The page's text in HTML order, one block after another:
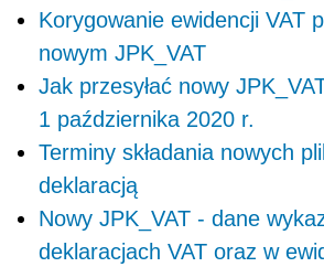
Korygowanie ewidencji VAT
nowym JPK_VAT
Jak przesyłać nowy
1 października 2020 r.
Terminy składania nowych
deklaracją
Nowy JPK_VAT - dane
deklaracjach VAT oraz w